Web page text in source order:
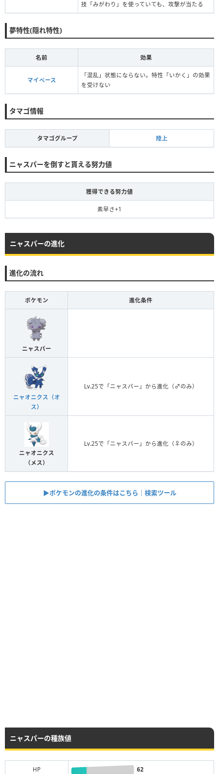
技「みがわり」を使っていても、攻撃が当たる
夢特性(隠れ特性)
名前 効果
マイペース
「混乱」状態にならない。特性「いかく」の効果
を受けない
タマゴ情報
タマゴグループ 陸上
ニャスパーを倒すと貰える努力値
獲得できる努力値
素早さ+1
ニャスパーの進化
進化の流れ
ポケモン 進化条件
ニャスパー
ニャオニクス（オ
ス）
Lv.25で「ニャスパー」から進化（♂のみ）
ニャオニクス
（メス）
Lv.25で「ニャスパー」から進化（♀のみ）
▶ポケモンの進化の条件はこちら｜検索ツール
ニャスパーの種族値
HP 62